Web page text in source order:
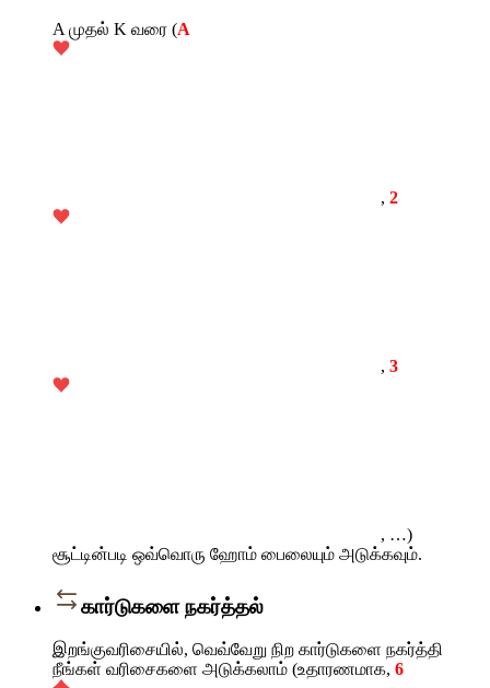
A முதல் K வரை (A
, 2
, 3
, …)
சூட்டின்படி ஒவ்வொரு ஹோம் பைலையும் அடுக்கவும்.
கார்டுகளை நகர்த்தல்
இறங்குவரிசையில், வெவ்வேறு நிற கார்டுகளை நகர்த்தி
நீங்கள் வரிசைகளை அடுக்கலாம் (உதாரணமாக, 6